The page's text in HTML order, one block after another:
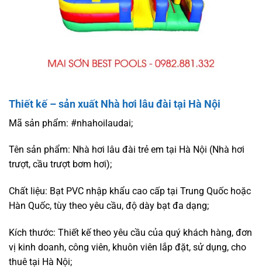
Thiết kế – sản xuất Nhà hơi lâu đài tại Hà Nội
Mã sản phẩm: #nhahoilaudai;
Tên sản phẩm: Nhà hơi lâu đài trẻ em tại Hà Nội (Nhà hơi
trượt, cầu trượt bơm hơi);
Chất liệu: Bạt PVC nhập khẩu cao cấp tại Trung Quốc hoặc
Hàn Quốc, tùy theo yêu cầu, độ dày bạt đa dạng;
Kích thước: Thiết kế theo yêu cầu của quý khách hàng, đơn
vị kinh doanh, công viên, khuôn viên lắp đặt, sử dụng, cho
thuê tại Hà Nội;